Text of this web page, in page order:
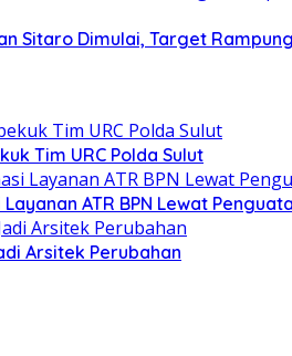
Sitaro Dimulai, Target
Tim URC Polda Sulut
ATR BPN Lewat
Arsitek Perubahan